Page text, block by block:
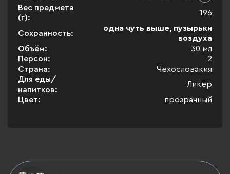
Вес предмета
(г):
196
Сохранность:
одна чуть выше, пузырьки
воздуха
Объём:
30 мл
Персон:
2
Страна:
Чехословакия
Для еды/
напитков:
Ликёр
Цвет:
прозрачный